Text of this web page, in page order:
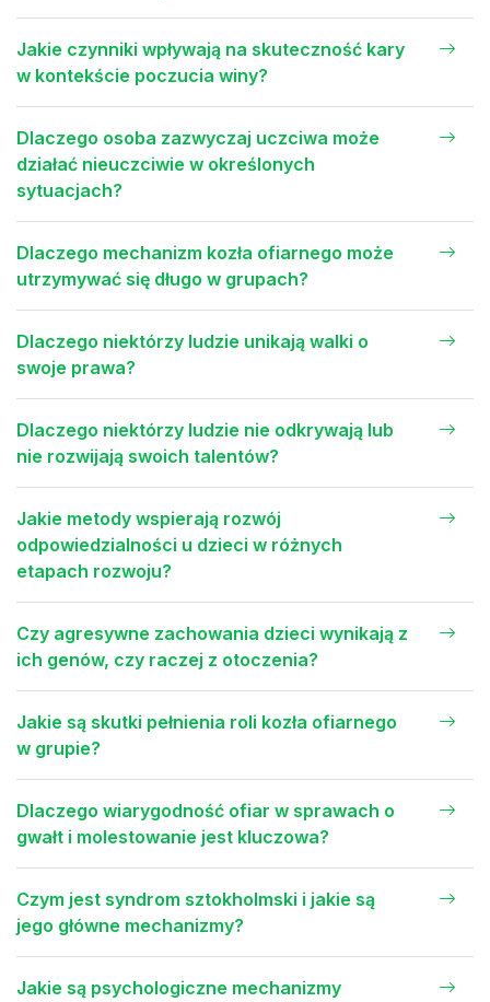
Jakie czynniki wpływają na skuteczność kary
w kontekście poczucia winy?
Dlaczego osoba zazwyczaj uczciwa może
działać nieuczciwie w określonych
sytuacjach?
Dlaczego mechanizm kozła ofiarnego może
utrzymywać się długo w grupach?
Dlaczego niektórzy ludzie unikają walki o
swoje prawa?
Dlaczego niektórzy ludzie nie odkrywają lub
nie rozwijają swoich talentów?
Jakie metody wspierają rozwój
odpowiedzialności u dzieci w różnych
etapach rozwoju?
Czy agresywne zachowania dzieci wynikają z
ich genów, czy raczej z otoczenia?
Jakie są skutki pełnienia roli kozła ofiarnego
w grupie?
Dlaczego wiarygodność ofiar w sprawach o
gwałt i molestowanie jest kluczowa?
Czym jest syndrom sztokholmski i jakie są
jego główne mechanizmy?
Jakie są psychologiczne mechanizmy